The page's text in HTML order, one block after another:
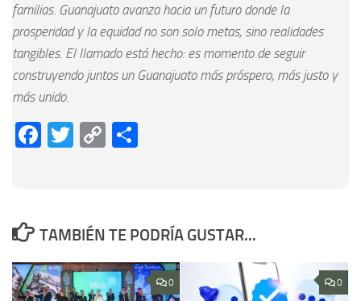
familias. Guanajuato avanza hacia un futuro donde la
prosperidad y la equidad no son solo metas, sino realidades
tangibles. El llamado está hecho: es momento de seguir
construyendo juntos un Guanajuato más próspero, más justo y
más unido.
Facebook
Twitter
Copy
TAMBIÉN TE PODRÍA GUSTAR...
0 0